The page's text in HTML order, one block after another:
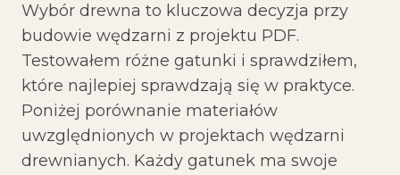
Wybór drewna to kluczowa decyzja przy
budowie wędzarni z projektu PDF.
Testowałem różne gatunki i sprawdziłem,
które najlepiej sprawdzają się w praktyce.
Poniżej porównanie materiałów
uwzględnionych w projektach wędzarni
drewnianych. Każdy gatunek ma swoje